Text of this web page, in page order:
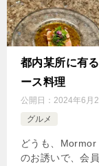
都内某所に有
ース料理
公開日： 2024年6月
グルメ
どうも、
のお誘いで、会